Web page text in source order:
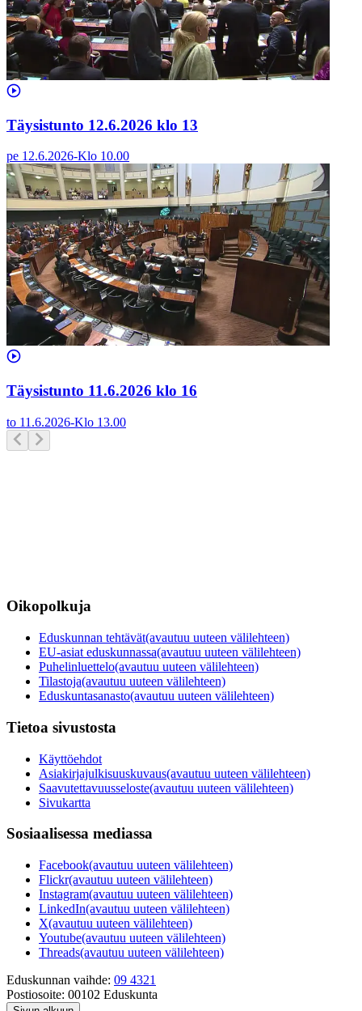
Täysistunto 12.6.2026 klo 13
pe 12.6.2026-Klo 10.00
Täysistunto 11.6.2026 klo 16
to 11.6.2026-Klo 13.00
Oikopolkuja
Eduskunnan tehtävät(avautuu uuteen välilehteen)
EU-asiat eduskunnassa(avautuu uuteen välilehteen)
Puhelinluettelo(avautuu uuteen välilehteen)
Tilastoja(avautuu uuteen välilehteen)
Eduskuntasanasto(avautuu uuteen välilehteen)
Tietoa sivustosta
Käyttöehdot
Asiakirjajulkisuuskuvaus(avautuu uuteen välilehteen)
Saavutettavuusseloste(avautuu uuteen välilehteen)
Sivukartta
Sosiaalisessa mediassa
Facebook(avautuu uuteen välilehteen)
Flickr(avautuu uuteen välilehteen)
Instagram(avautuu uuteen välilehteen)
LinkedIn(avautuu uuteen välilehteen)
X(avautuu uuteen välilehteen)
Youtube(avautuu uuteen välilehteen)
Threads(avautuu uuteen välilehteen)
Eduskunnan vaihde: 09 4321
Postiosoite: 00102 Eduskunta